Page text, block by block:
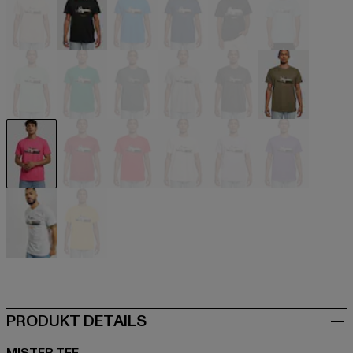
blau
grün
pink
PRODUKT DETAILS